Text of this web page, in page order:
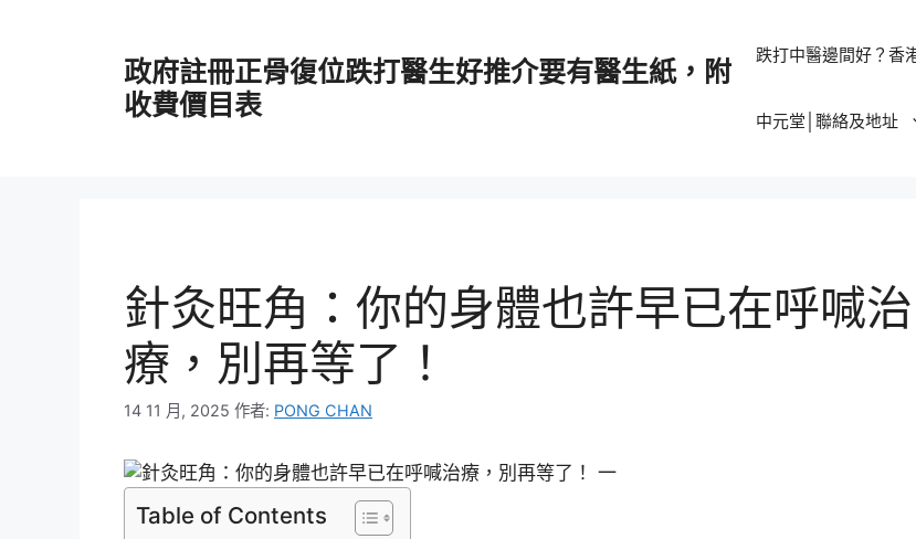
政府註冊正骨復位跌打醫生好推介要有醫生紙，附
收費價目表
跌打中醫邊間好？香
中元堂│聯絡及地址
針灸旺角：你的身體也許早已在呼喊治
療，別再等了！
14 11 月, 2025 作者: PONG CHAN
Table of Contents